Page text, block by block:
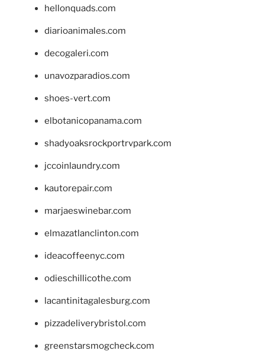
hellonquads.com
diarioanimales.com
decogaleri.com
unavozparadios.com
shoes-vert.com
elbotanicopanama.com
shadyoaksrockportrvpark.com
jccoinlaundry.com
kautorepair.com
marjaeswinebar.com
elmazatlanclinton.com
ideacoffeenyc.com
odieschillicothe.com
lacantinitagalesburg.com
pizzadeliverybristol.com
greenstarsmogcheck.com